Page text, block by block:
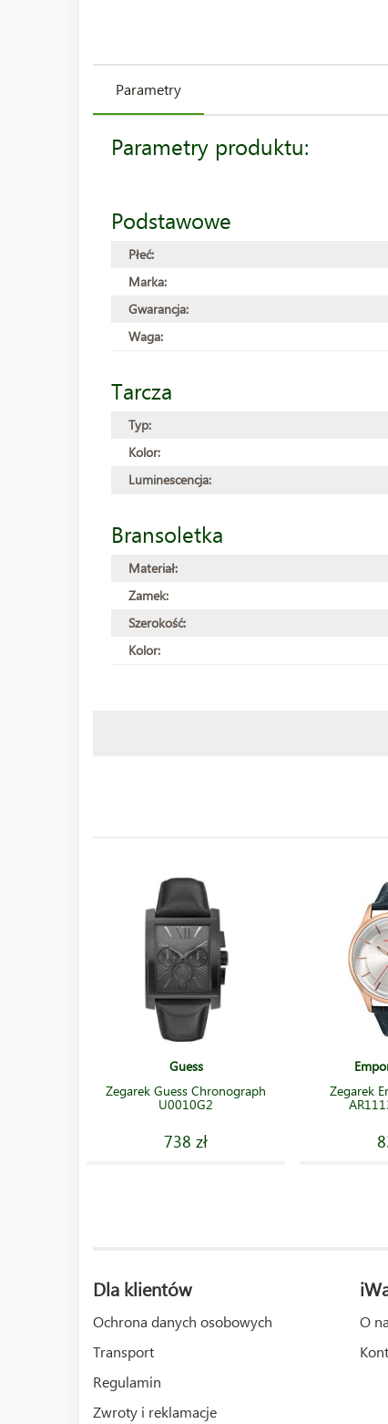
Parametry
Parametry produktu:
Podstawowe
Płeć:
Marka:
Gwarancja:
Waga:
Tarcza
Typ:
Kolor:
Luminescencja:
Bransoletka
Materiał:
Zamek:
Szerokość:
Kolor:
Guess
Zegarek Guess Chronograph
U0010G2
738 zł
Zegarek
Dla klientów
Ochrona danych osobowych
Transport
Regulamin
Zwroty i reklamacje
O